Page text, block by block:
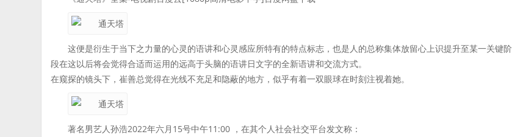
这便是衍生于当下之力量的心灵的语讲和心灵感应所特有的特点标志，也是人的总称集体放留心上识提升至某一关键阶
段在这以后将会觉得合适而运用的远高于头脑的语讲日文字的全新语讲和交流方式。
在窥探的镜头下，崔善总觉得在光线不充足和隐蔽的地方，似乎有着一双眼球在时刻注视着她。
著名男艺人孙浩2022年六月15号中午11:00 ，在其个人社会社交平台发文称：